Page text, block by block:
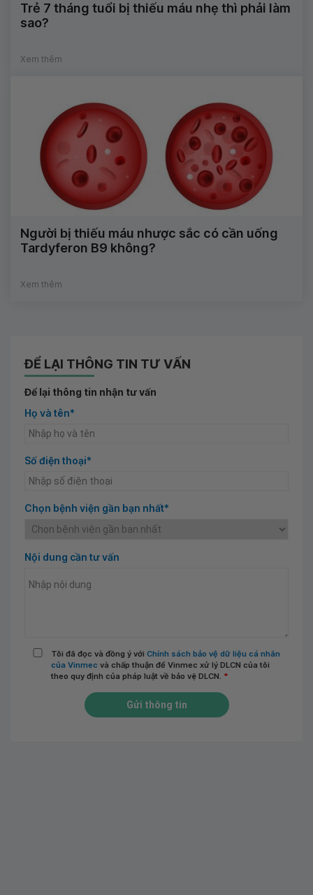
Trẻ 7 tháng tuổi bị thiếu máu nhẹ thì phải làm
sao?
Xem thêm
Người bị thiếu máu nhược sắc có cần uống
Tardyferon B9 không?
Xem thêm
ĐỂ LẠI THÔNG TIN TƯ VẤN
Để lại thông tin nhận tư vấn
Họ và tên*
Số điện thoại*
Chọn bệnh viện gần bạn nhất*
Nội dung cần tư vấn
Tôi đã đọc và đồng ý với Chính sách bảo vệ dữ liệu cá nhân
của Vinmec và chấp thuận để Vinmec xử lý DLCN của tôi
theo quy định của pháp luật về bảo vệ DLCN. *
Gửi thông tin